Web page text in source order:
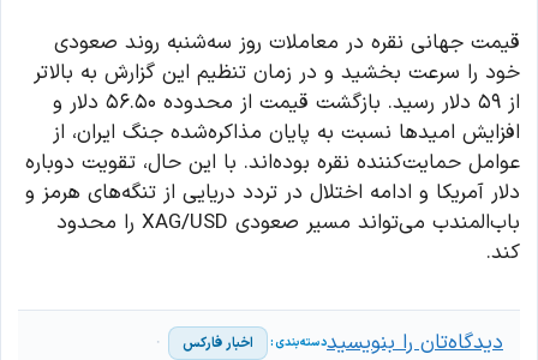
قیمت جهانی نقره در معاملات روز سه‌شنبه روند صعودی
خود را سرعت بخشید و در زمان تنظیم این گزارش به بالاتر
از ۵۹ دلار رسید. بازگشت قیمت از محدوده ۵۶.۵۰ دلار و
افزایش امیدها نسبت به پایان مذاکره‌شده جنگ ایران، از
عوامل حمایت‌کننده نقره بوده‌اند. با این حال، تقویت دوباره
دلار آمریکا و ادامه اختلال در تردد دریایی از تنگه‌های هرمز و
باب‌المندب می‌تواند مسیر صعودی XAG/USD را محدود
کند.
اخبار فارکس دیدگاه‌تان را بنویسید